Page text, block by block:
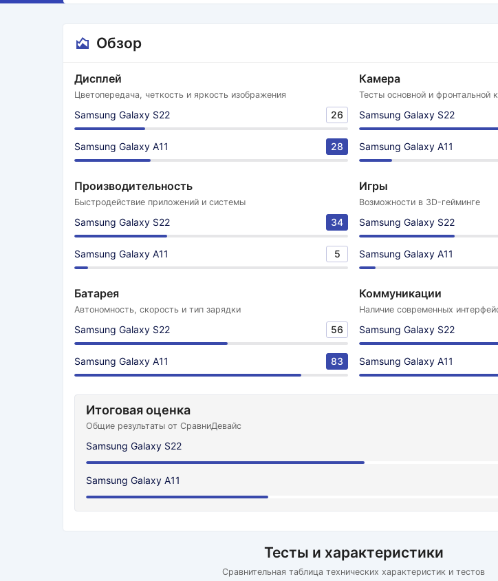
Обзор
Дисплей
Цветопередача, четкость и яркость изображения
Samsung Galaxy S22 26
Samsung Galaxy A11 28
Камера
Тесты основной и фронтальной
Samsung Galaxy S22
Samsung Galaxy A11
Производительность
Быстродействие приложений и системы
Samsung Galaxy S22 34
Samsung Galaxy A11 5
Игры
Возможности в 3D-гейминге
Samsung Galaxy S22
Samsung Galaxy A11
Батарея
Автономность, скорость и тип зарядки
Samsung Galaxy S22 56
Samsung Galaxy A11 83
Коммуникации
Наличие современных
Samsung Galaxy S22
Samsung Galaxy A11
Итоговая оценка
Общие результаты от СравниДевайс
Samsung Galaxy S22
Samsung Galaxy A11
Тесты и характеристики
Сравнительная таблица технических характеристик и тестов